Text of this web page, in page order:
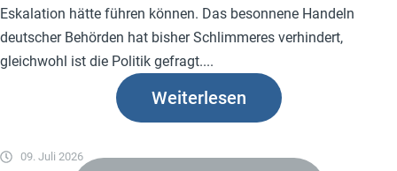
Eskalation hätte führen können. Das besonnene Handeln
deutscher Behörden hat bisher Schlimmeres verhindert,
gleichwohl ist die Politik gefragt....
09. Juli 2026
Weiterlesen